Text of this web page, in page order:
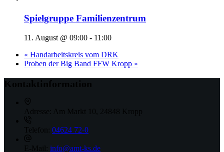
Spielgruppe Familienzentrum
11. August @ 09:00 - 11:00
« Handarbeitskreis vom DRK
Proben der Big Band FFW Kropp »
Kontaktinformation
Adresse: Am Markt 10, 24848 Kropp
Telefon: 04624 72-0
E-Mail: info@amt-ks.de